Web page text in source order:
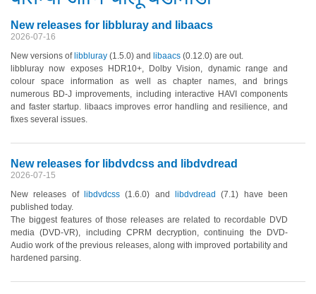
New releases for libbluray and libaacs
2026-07-16
New versions of libbluray (1.5.0) and libaacs (0.12.0) are out.
libbluray now exposes HDR10+, Dolby Vision, dynamic range and
colour space information as well as chapter names, and brings
numerous BD-J improvements, including interactive HAVI components
and faster startup. libaacs improves error handling and resilience, and
fixes several issues.
New releases for libdvdcss and libdvdread
2026-07-15
New releases of
libdvdcss (1.6.0) and libdvdread (7.1) have been
published today.
The biggest features of those releases are related to recordable DVD
media(DVD-VR), including CPRM decryption, continuing the DVD-
Audio work of the previous releases, along with improved portability and
hardened parsing.